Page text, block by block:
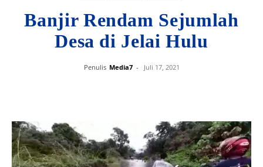
Banjir Rendam Sejumlah
Desa di Jelai Hulu
Penulis Media7 - Juli 17, 2021